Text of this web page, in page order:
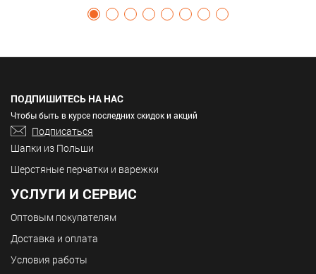
ПОДПИШИТЕСЬ НА НАС
Чтобы быть в курсе последних скидок и акций
Подписаться
Шапки из Польши
Шерстяные перчатки и варежки
УСЛУГИ И СЕРВИС
Оптовым покупателям
Доставка и оплата
Условия работы